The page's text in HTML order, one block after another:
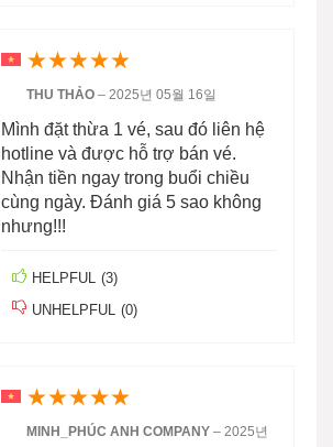
★★★★★
THU THẢO – 2025년 05월 16일
Mình đặt thừa 1 vé, sau đó liên hệ
hotline và được hỗ trợ bán vé.
Nhận tiền ngay trong buổi chiều
cùng ngày. Đánh giá 5 sao không
nhưng!!!
HELPFUL (3)
UNHELPFUL (0)
★★★★★
MINH_PHÚC ANH COMPANY – 2025년